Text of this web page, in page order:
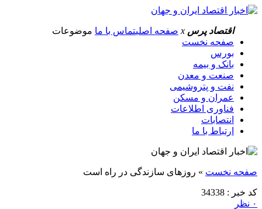
اقتصاد پرس x صفحه اصلیتماس با ما موضوعات
صفحه نخست
بورس
بانک و بیمه
صنعت و معدن
نفت و پتروشیمی
عمران و مسکن
فناوری اطلاعات
انتصابات
ارتباط با ما
صفحه نخست » روزهای سازندگی در راه است
کد خبر : 34338
۰ نظر